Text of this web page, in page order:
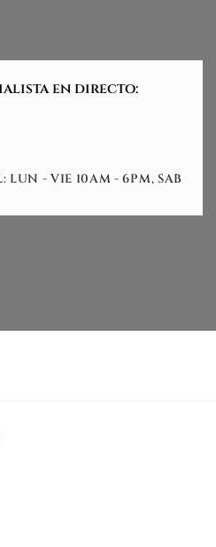
en directo:
LUN - VIE 10AM - 6PM, SAB